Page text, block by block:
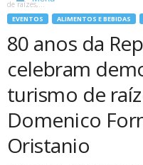
de raízes,...
EVENTOS ALIMENTOS E BEBIDAS
80 anos da
celebram
turismo de
Domenico
Oristanio